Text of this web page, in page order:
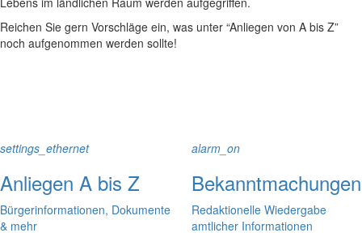
Reichen Sie gern Vorschläge ein, was unter “Anliegen von A bis Z”
noch aufgenommen werden sollte!
settings_ethernet
Anliegen A bis Z
Bürgerinformationen, Dokumente
& mehr
alarm_on
Bekanntmachungen
Redaktionelle Wiedergabe
amtlicher Informationen